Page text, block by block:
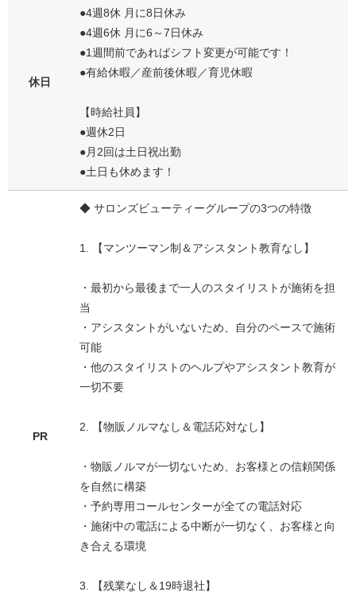
休日
●4週8休 月に8日休み
●4週6休 月に6～7日休み
●1週間前であればシフト変更が可能です！
●有給休暇／産前後休暇／育児休暇
【時給社員】
●週休2日
●月2回は土日祝出勤
●土日も休めます！
PR
◆ サロンズビューティーグループの3つの特徴
1. 【マンツーマン制＆アシスタント教育なし】
・最初から最後まで一人のスタイリストが施術を担
当
・アシスタントがいないため、自分のペースで施術
可能
・他のスタイリストのヘルプやアシスタント教育が
一切不要
2. 【物販ノルマなし＆電話応対なし】
・物販ノルマが一切ないため、お客様との信頼関係
を自然に構築
・予約専用コールセンターが全ての電話対応
・施術中の電話による中断が一切なく、お客様と向
き合える環境
3. 【残業なし＆19時退社】